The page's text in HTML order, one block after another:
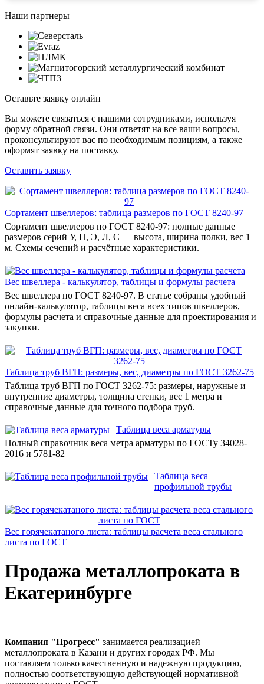
Наши партнеры
Оставьте заявку онлайн
Вы можете связаться с нашими сотрудниками, используя
форму обратной связи. Они ответят на все ваши вопросы,
проконсультируют вас по необходимым позициям, а также
оформят заявку на поставку.
Оставить заявку
Сортамент швеллеров: таблица размеров по ГОСТ 8240-97
Сортамент швеллеров по ГОСТ 8240-97: полные данные
размеров серий У, П, Э, Л, С — высота, ширина полки, вес 1
м. Схемы сечений и расчётные характеристики.
Вес швеллера - калькулятор, таблицы и формулы расчета
Вес швеллера по ГОСТ 8240-97. В статье собраны удобный
онлайн-калькулятор, таблицы веса всех типов швеллеров,
формулы расчета и справочные данные для проектирования и
закупки.
Таблица труб ВГП: размеры, вес, диаметры по ГОСТ 3262-75
Таблица труб ВГП по ГОСТ 3262-75: размеры, наружные и
внутренние диаметры, толщина стенки, вес 1 метра и
справочные данные для точного подбора труб.
Таблица веса арматуры
Полный справочник веса метра арматуры по ГОСТу 34028-
2016 и 5781-82
Таблица веса
профильной трубы
Вес горячекатаного листа: таблицы расчета веса стального
листа по ГОСТ
Продажа металлопроката в
Екатеринбурге
Компания "Прогресс" занимается реализацией
металлопроката в Казани и других городах РФ. Мы
поставляем только качественную и надежную продукцию,
полностью соответствующую действующей нормативной